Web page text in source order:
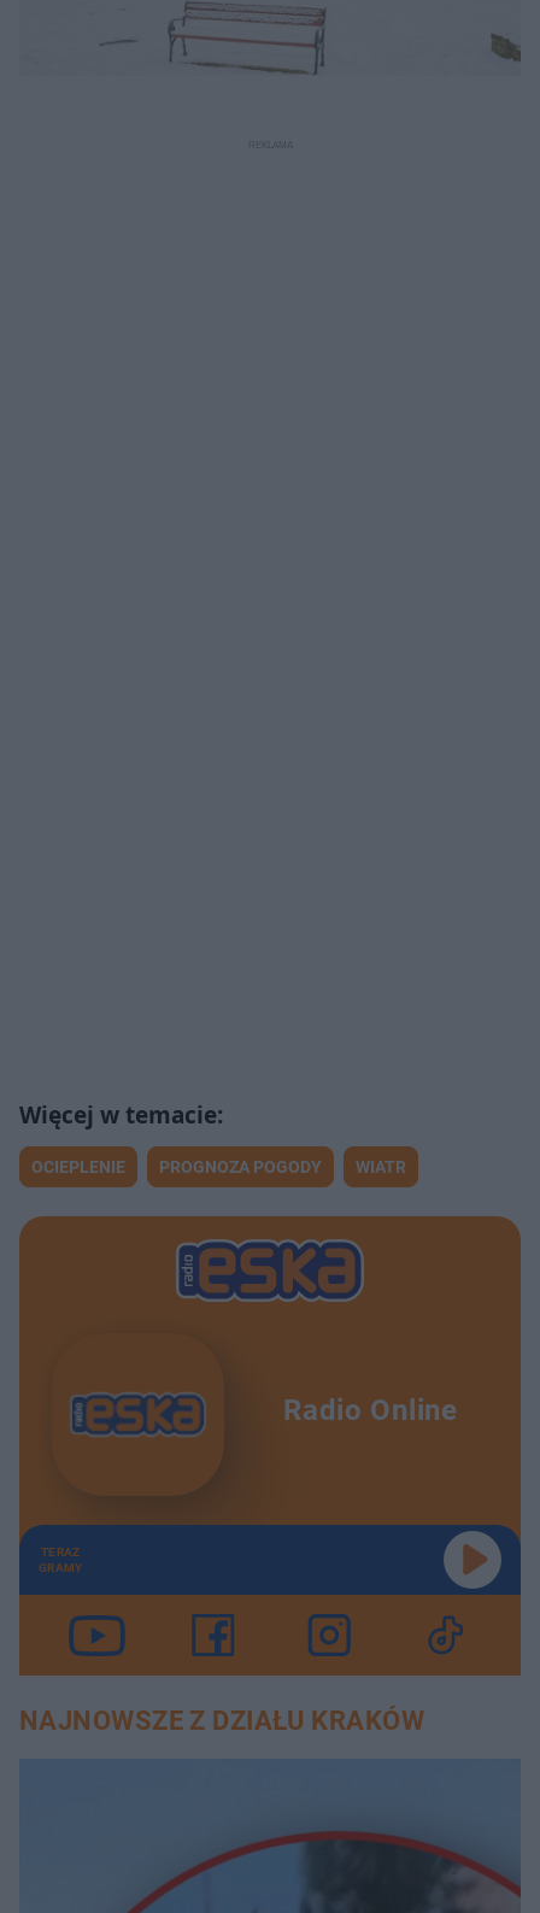
OCIEPLENIE PROGNOZA POGODY WIATR
Radio Online
TERAZ
GRAMY
NAJNOWSZE Z DZIAŁU KRAKÓW